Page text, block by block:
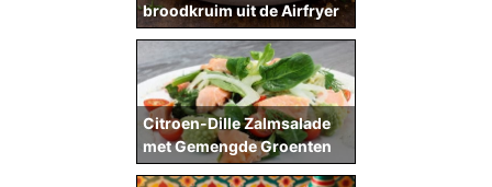
broodkruim uit de Airfryer
Citroen-Dille Zalmsalade
met Gemengde Groenten